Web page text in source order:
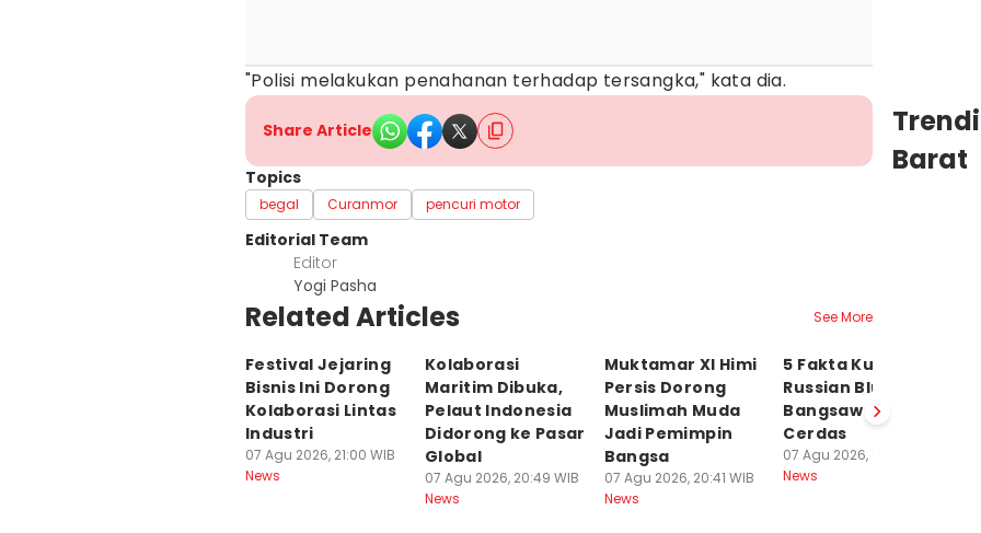
"Polisi melakukan penahanan terhadap tersangka," kata dia.
Share Article
Topics
begal Curanmor pencuri motor
Editorial Team
Editor
Yogi Pasha
Related Articles See More
Festival Jejaring
Bisnis Ini Dorong
Kolaborasi Lintas
Industri
07 Agu 2026, 21:00 WIB
News
Kolaborasi
Maritim Dibuka,
Pelaut Indonesia
Didorong ke Pasar
Global
07 Agu 2026, 20:49 WIB
News
Muktamar XI Himi
Persis Dorong
Muslimah Muda
Jadi Pemimpin
Bangsa
07 Agu 2026, 20:41 WIB
News
5 Fakta Kucing
Russian Blue, Si
Bangsawan yang
Cerdas
07 Agu 2026, 18:17 WIB
News
Barat